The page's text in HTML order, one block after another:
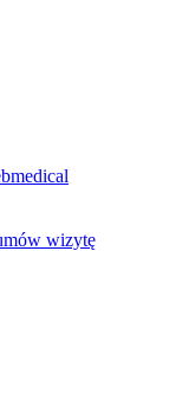
wizytę